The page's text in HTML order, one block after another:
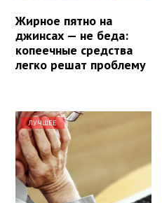
Жирное пятно на
джинсах — не беда:
копеечные средства
легко решат проблему
ЛУЧШЕЕ